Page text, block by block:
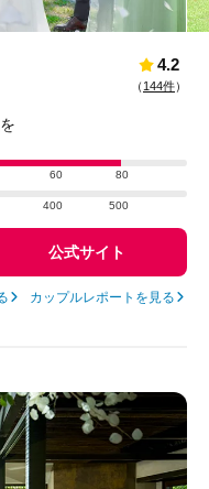
4.2
（ 144件）
60 80
400 500
公式サイト
カップルレポートを見る